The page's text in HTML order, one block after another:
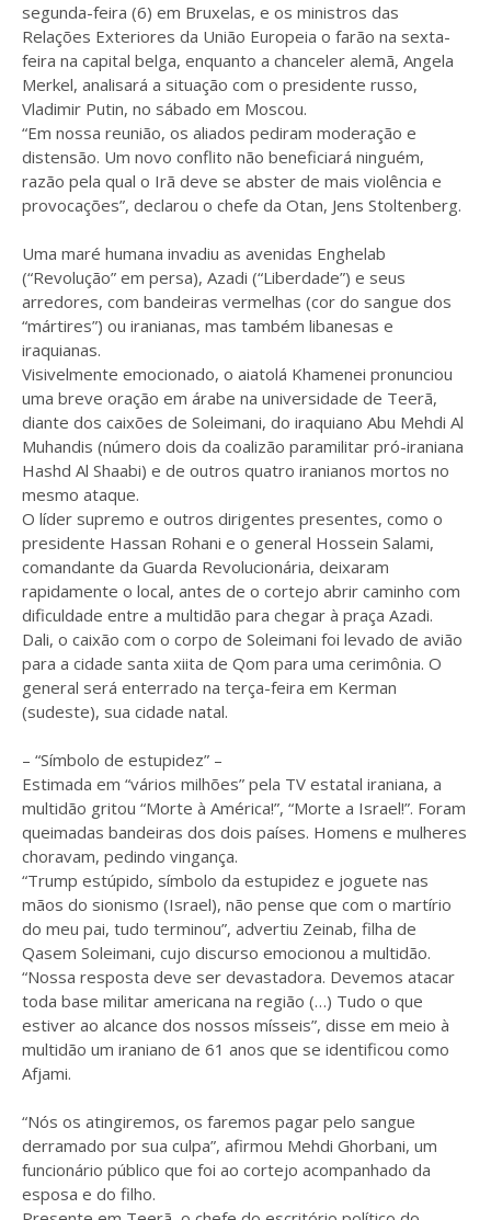
segunda-feira (6) em Bruxelas, e os ministros das
Relações Exteriores da União Europeia o farão na sexta-
feira na capital belga, enquanto a chanceler alemã, Angela
Merkel, analisará a situação com o presidente russo,
Vladimir Putin, no sábado em Moscou.
“Em nossa reunião, os aliados pediram moderação e
distensão. Um novo conflito não beneficiará ninguém,
razão pela qual o Irã deve se abster de mais violência e
provocações”, declarou o chefe da Otan, Jens Stoltenberg.
Uma maré humana invadiu as avenidas Enghelab
(“Revolução” em persa), Azadi (“Liberdade”) e seus
arredores, com bandeiras vermelhas (cor do sangue dos
“mártires”) ou iranianas, mas também libanesas e
iraquianas.
Visivelmente emocionado, o aiatolá Khamenei pronunciou
uma breve oração em árabe na universidade de Teerã,
diante dos caixões de Soleimani, do iraquiano Abu Mehdi Al
Muhandis (número dois da coalizão paramilitar pró-iraniana
Hashd Al Shaabi) e de outros quatro iranianos mortos no
mesmo ataque.
O líder supremo e outros dirigentes presentes, como o
presidente Hassan Rohani e o general Hossein Salami,
comandante da Guarda Revolucionária, deixaram
rapidamente o local, antes de o cortejo abrir caminho com
dificuldade entre a multidão para chegar à praça Azadi.
Dali, o caixão com o corpo de Soleimani foi levado de avião
para a cidade santa xiita de Qom para uma cerimônia. O
general será enterrado na terça-feira em Kerman
(sudeste), sua cidade natal.
– “Símbolo de estupidez” –
Estimada em “vários milhões” pela TV estatal iraniana, a
multidão gritou “Morte à América!”, “Morte a Israel!”. Foram
queimadas bandeiras dos dois países. Homens e mulheres
choravam, pedindo vingança.
“Trump estúpido, símbolo da estupidez e joguete nas
mãos do sionismo (Israel), não pense que com o martírio
do meu pai, tudo terminou”, advertiu Zeinab, filha de
Qasem Soleimani, cujo discurso emocionou a multidão.
“Nossa resposta deve ser devastadora. Devemos atacar
toda base militar americana na região (…) Tudo o que
estiver ao alcance dos nossos mísseis”, disse em meio à
multidão um iraniano de 61 anos que se identificou como
Afjami.
“Nós os atingiremos, os faremos pagar pelo sangue
derramado por sua culpa”, afirmou Mehdi Ghorbani, um
funcionário público que foi ao cortejo acompanhado da
esposa e do filho.